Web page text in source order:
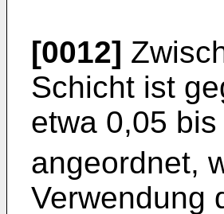
[0012]
Schicht ist
etwa 0,05 bis
angeordnet,
Verwendung